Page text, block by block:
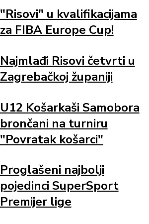
"Risovi" u kvalifikacijama
za FIBA Europe Cup!
Najmlađi Risovi četvrti u
Zagrebačkoj županiji
U12 Košarkaši Samobora
brončani na turniru
"Povratak košarci"
Proglašeni najbolji
pojedinci SuperSport
Premijer lige